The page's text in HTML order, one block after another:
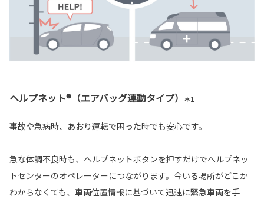
ヘルプネット®（エアバッグ連動タイプ） ＊1
事故や急病時、あおり運転で困った時でも安心です。
急な体調不良時も、ヘルプネットボタンを押すだけでヘルプネッ
トセンターのオペレーターにつながります。今いる場所がどこか
わからなくても、車両位置情報に基づいて迅速に緊急車両を手